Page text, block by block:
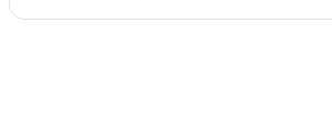
Turndown — другую библиотеку. Это